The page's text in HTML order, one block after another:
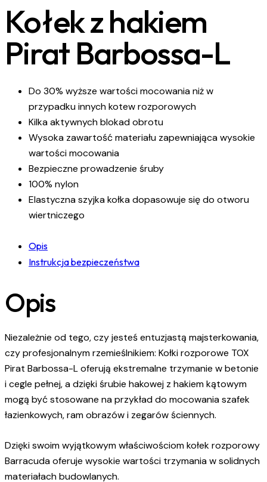
Kołek z hakiem
Pirat Barbossa-L
Do 30% wyższe wartości mocowania niż w
przypadku innych kotew rozporowych
Kilka aktywnych blokad obrotu
Wysoka zawartość materiału zapewniająca wysokie
wartości mocowania
Bezpieczne prowadzenie śruby
100% nylon
Elastyczna szyjka kołka dopasowuje się do otworu
wiertniczego
Opis
Instrukcja bezpieczeństwa
Opis
Niezależnie od tego, czy jesteś entuzjastą majsterkowania,
czy profesjonalnym rzemieślnikiem: Kołki rozporowe TOX
Pirat Barbossa-L oferują ekstremalne trzymanie w betonie
i cegle pełnej, a dzięki śrubie hakowej z hakiem kątowym
mogą być stosowane na przykład do mocowania szafek
łazienkowych, ram obrazów i zegarów ściennych.
Dzięki swoim wyjątkowym właściwościom kołek rozporowy
Barracuda oferuje wysokie wartości trzymania w solidnych
materiałach budowlanych.